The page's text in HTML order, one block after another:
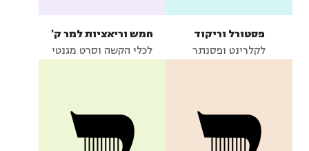
פסטורל וריקוד
לקלרינט ופסנתר
חמש וריאציות למר ק'
לכלי הקשה וסרט מגנטי